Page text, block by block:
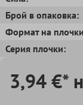
Брой в опаковка:
Формат на
Серия плочки:
3,94 €*